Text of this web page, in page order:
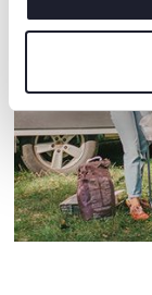
"mostrar
são
funcionamento